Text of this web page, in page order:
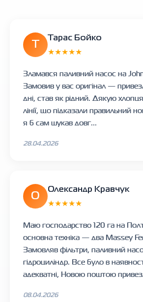
Тарас Бойко
★★★★★
Зламався паливний насос на
Замовив у вас оригінал —
дні, став як рідний. Дякую
лінії, що підказали правильний
я б сам шукав довг...
28.04.2026
О
Олександр Кравчук
★★★★★
Маю господарство 120 га на
основна техніка — два Massey
Замовляв фільтри, паливний
гідроциліндр. Все було в
адекватні, Новою поштою
08.04.2026